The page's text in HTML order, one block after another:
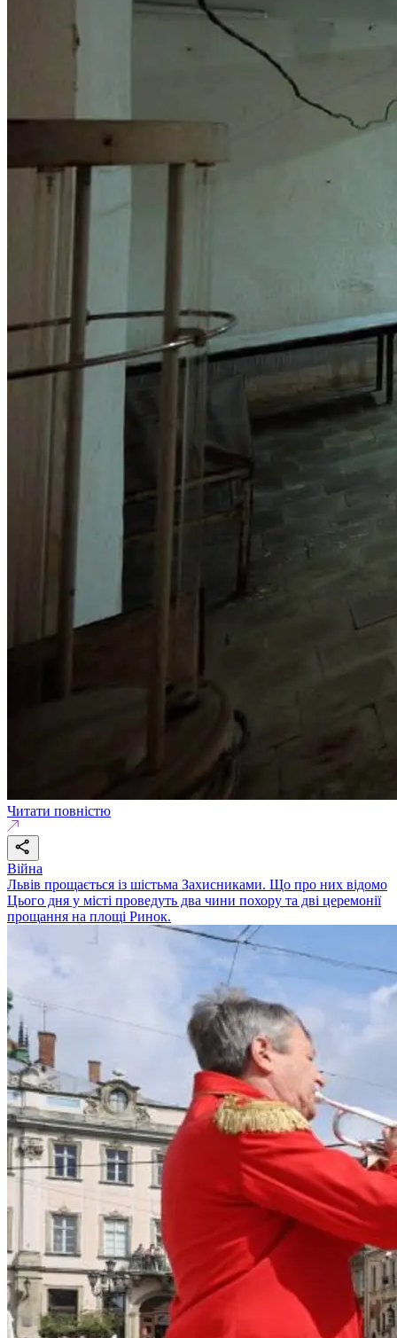
Читати повністю
Війна
Львів прощається із шістьма Захисниками. Що про них відомо
Цього дня у місті проведуть два чини похору та дві церемонії
прощання на площі Ринок.